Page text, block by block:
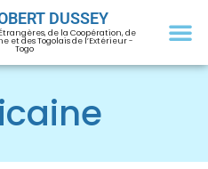
DUSSEY
de la Coopération, de
et des Togolais de l’Extérieur -
Togo